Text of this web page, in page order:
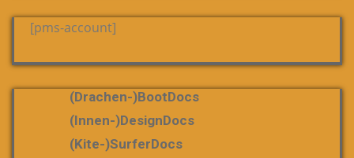
[pms-account]
(Drachen-)bootDocs
(Innen-)DesignDocs
(Kite-)SurferDocs